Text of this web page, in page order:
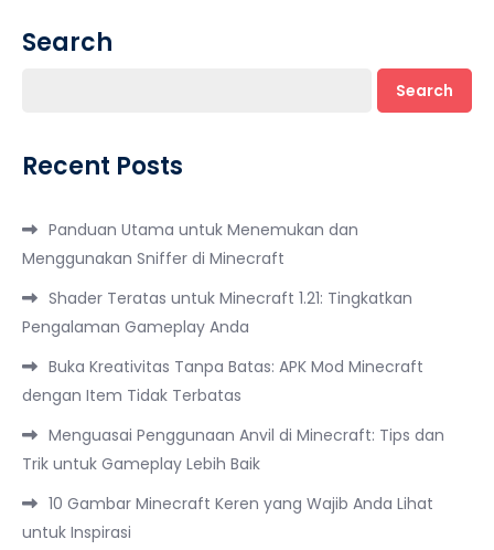
Search
Search
Recent Posts
Panduan Utama untuk Menemukan dan
Menggunakan Sniffer di Minecraft
Shader Teratas untuk Minecraft 1.21: Tingkatkan
Pengalaman Gameplay Anda
Buka Kreativitas Tanpa Batas: APK Mod Minecraft
dengan Item Tidak Terbatas
Menguasai Penggunaan Anvil di Minecraft: Tips dan
Trik untuk Gameplay Lebih Baik
10 Gambar Minecraft Keren yang Wajib Anda Lihat
untuk Inspirasi